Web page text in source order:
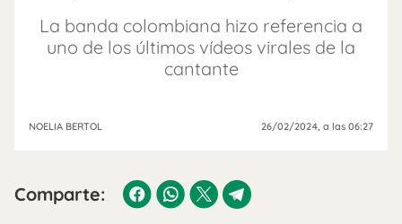
La banda colombiana hizo referencia a
uno de los últimos vídeos virales de la
cantante
NOELIA BERTOL 26/02/2024, a las 06:27
Comparte: